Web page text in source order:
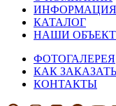
ИНФОРМАЦИЯ
КАТАЛОГ
НАШИ
ФОТОГАЛЕРЕЯ
КАК ЗАКАЗАТЬ
КОНТАКТЫ